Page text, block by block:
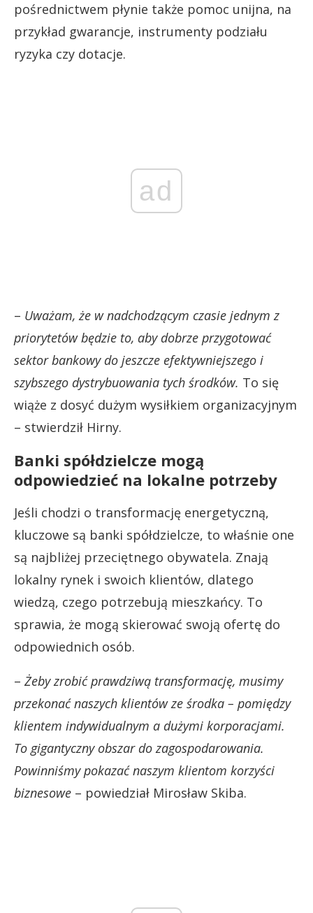
pośrednictwem płynie także pomoc unijna, na
przykład gwarancje, instrumenty podziału
ryzyka czy dotacje.
ad
– Uważam, że w nadchodzącym czasie jednym z
priorytetów będzie to, aby dobrze przygotować
sektor bankowy do jeszcze efektywniejszego i
szybszego dystrybuowania tych środków. To się
wiąże z dosyć dużym wysiłkiem organizacyjnym
– stwierdził Hirny.
Banki spółdzielcze mogą
odpowiedzieć na lokalne potrzeby
Jeśli chodzi o transformację energetyczną,
kluczowe są banki spółdzielcze, to właśnie one
są najbliżej przeciętnego obywatela. Znają
lokalny rynek i swoich klientów, dlatego
wiedzą, czego potrzebują mieszkańcy. To
sprawia, że mogą skierować swoją ofertę do
odpowiednich osób.
– Żeby zrobić prawdziwą transformację, musimy
przekonać naszych klientów ze środka – pomiędzy
klientem indywidualnym a dużymi korporacjami.
To gigantyczny obszar do zagospodarowania.
Powinniśmy pokazać naszym klientom korzyści
biznesowe – powiedział Mirosław Skiba.